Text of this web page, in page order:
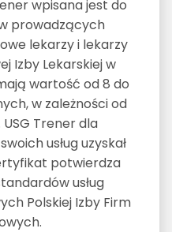
wpisana jest do
prowadzących
lekarzy i lekarzy
Izby Lekarskiej w
wartość od 8 do
w zależności od
Trener dla
usług uzyskał
potwierdza
usług
Polskiej Izby Firm